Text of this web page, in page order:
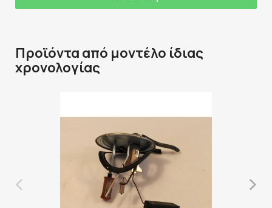
Προϊόντα από μοντέλο ίδιας
χρονολογίας
‹ ›